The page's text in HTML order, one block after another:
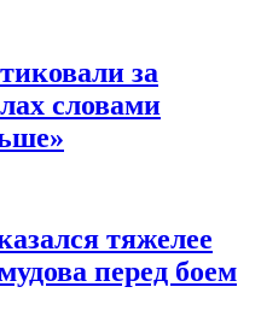
за
словами
тяжелее
перед боем